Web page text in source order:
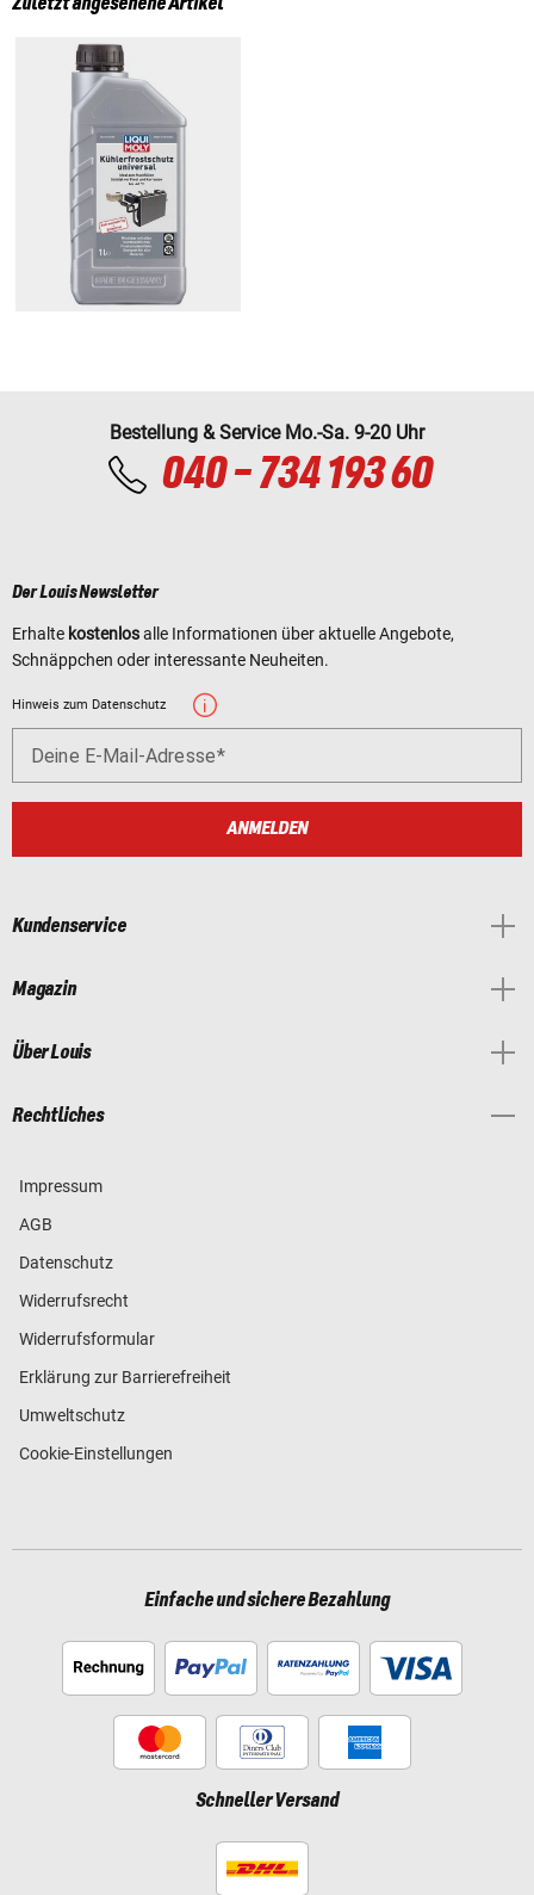
Bestellung & Service Mo.-Sa. 9-20 Uhr
040 - 734 193 60
Der Louis Newsletter
Erhalte kostenlosalle Informationen über aktuelle Angebote,
Schnäppchen oder interessante Neuheiten.
Hinweis zum Datenschutz
Deine E-Mail-Adresse
ANMELDEN
Kundenservice
Magazin
Über Louis
Rechtliches
Impressum
AGB
Datenschutz
Widerrufsrecht
Widerrufsformular
Erklärung zur Barrierefreiheit
Umweltschutz
Cookie-Einstellungen
Einfache und sichere Bezahlung
Schneller Versand